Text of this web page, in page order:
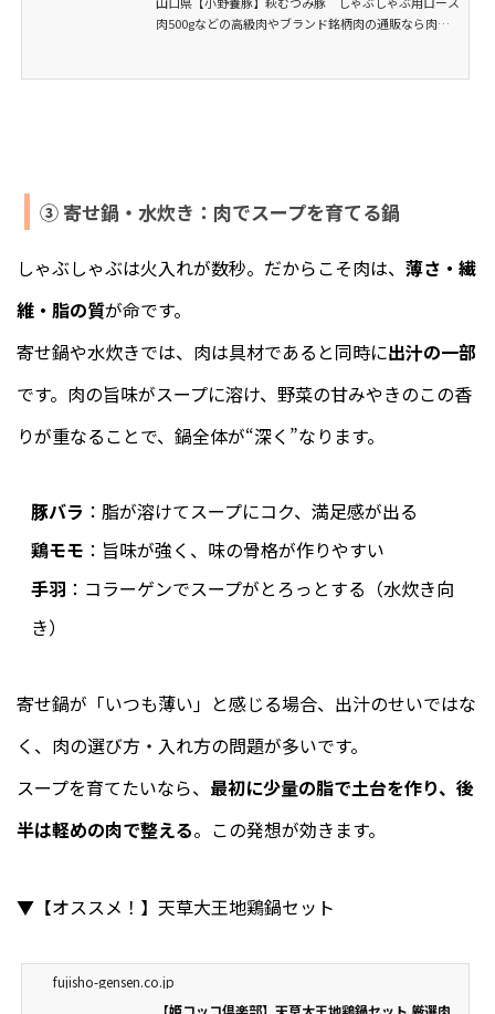
肉500gなどの高級肉やブランド銘柄肉の通販なら肉専
③ 寄せ鍋・水炊き：肉でスープを育てる鍋
しゃぶしゃぶは火入れが数秒。だからこそ肉は、 薄さ・繊
維・脂の質が命です。
寄せ鍋や水炊きでは、肉は具材であると同時に出汁の一部
です。肉の旨味がスープに溶け、野菜の甘みやきのこの香
りが重なることで、鍋全体が“深く”なります。
豚バラ ：脂が溶けてスープにコク、満足感が出る
鶏モモ ：旨味が強く、味の骨格が作りやすい
手羽 ：コラーゲンでスープがとろっとする（水炊き向
き）
寄せ鍋が「いつも薄い」と感じる場合、出汁のせいではな
く、肉の選び方・入れ方の問題が多いです。
スープを育てたいなら、 最初に少量の脂で土台を作り、後
半は軽めの肉で整える。この発想が効きます。
▼【オススメ！】天草大王地鶏鍋セット
fujisho-gensen.co.jp